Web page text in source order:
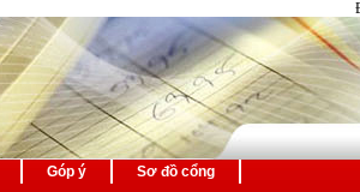
Góp ý Sơ đồ cổng